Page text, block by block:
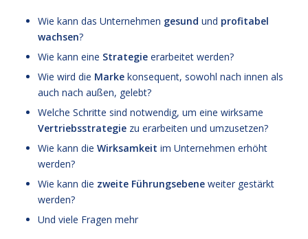
Wie kann das Unternehmen gesund und profitabel
wachsen?
Wie kann eine Strategieerarbeitet werden?
Wie wird die Markekonsequent, sowohl nach innen als
auch nach außen, gelebt?
Welche Schritte sind notwendig, um eine wirksame
Vertriebsstrategiezu erarbeiten und umzusetzen?
Wie kann die Wirksamkeit im Unternehmen erhöht
werden?
Wie kann die zweite Führungsebeneweiter gestärkt
werden?
Und viele Fragen mehr